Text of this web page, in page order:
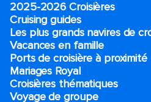
2025-2026 Croisières
Cruising guides
Les plus grands navires de
Vacances en famille
Ports de croisière à proximité
Mariages Royal
Croisières thématiques
Voyage de groupe​